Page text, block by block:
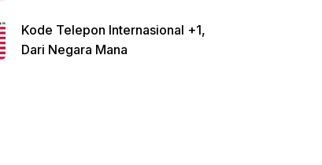
Kode Telepon Internasional +1,
Dari Negara Mana